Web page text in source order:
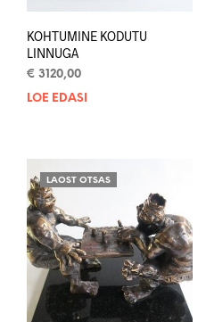
KOHTUMINE KODUTU
LINNUGA
€ 3120,00
LOE EDASI
LAOST OTSAS